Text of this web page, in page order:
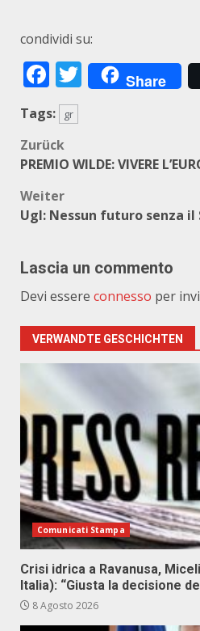
condividi su:
Facebook
Twitter
Share
Tags: gr
Zurück
PREMIO WILDE: VIVERE
Weiter
Ugl: Nessun futuro senza il
Lascia un commento
Devi essere connesso per
VERWANDTE GESCHICHTEN
Comunicati Stampa
Crisi idrica a Ravanusa,
Italia): “Giusta la decisione
8 Agosto 2026